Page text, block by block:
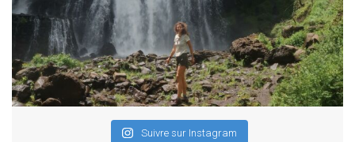
Suivre sur Instagram